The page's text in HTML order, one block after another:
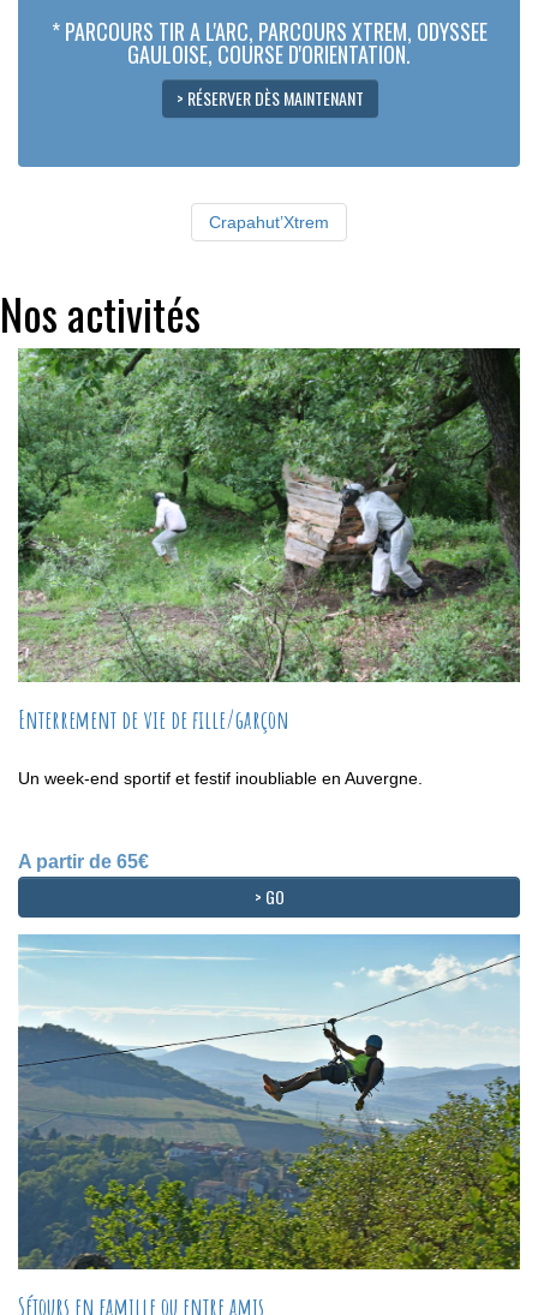
* PARCOURS TIR A L'ARC, PARCOURS XTREM, ODYSSEE
GAULOISE, COURSE D'ORIENTATION.
> RÉSERVER DÈS MAINTENANT
Crapahut’Xtrem
Nos activités
Enterrement de vie de fille/garçon
Un week-end sportif et festif inoubliable en Auvergne.
A partir de 65€
> GO
Séjours en famille ou entre amis